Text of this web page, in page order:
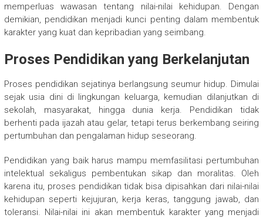
memperluas wawasan tentang nilai-nilai kehidupan. Dengan
demikian, pendidikan menjadi kunci penting dalam membentuk
karakter yang kuat dan kepribadian yang seimbang.
Proses Pendidikan yang Berkelanjutan
Proses pendidikan sejatinya berlangsung seumur hidup. Dimulai
sejak usia dini di lingkungan keluarga, kemudian dilanjutkan di
sekolah, masyarakat, hingga dunia kerja. Pendidikan tidak
berhenti pada ijazah atau gelar, tetapi terus berkembang seiring
pertumbuhan dan pengalaman hidup seseorang.
Pendidikan yang baik harus mampu memfasilitasi pertumbuhan
intelektual sekaligus pembentukan sikap dan moralitas. Oleh
karena itu, proses pendidikan tidak bisa dipisahkan dari nilai-nilai
kehidupan seperti kejujuran, kerja keras, tanggung jawab, dan
toleransi. Nilai-nilai ini akan membentuk karakter yang menjadi